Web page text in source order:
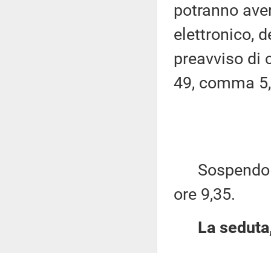
potranno
elettronico,
preavviso di
49, comma
Sospendo
ore 9,35.
La